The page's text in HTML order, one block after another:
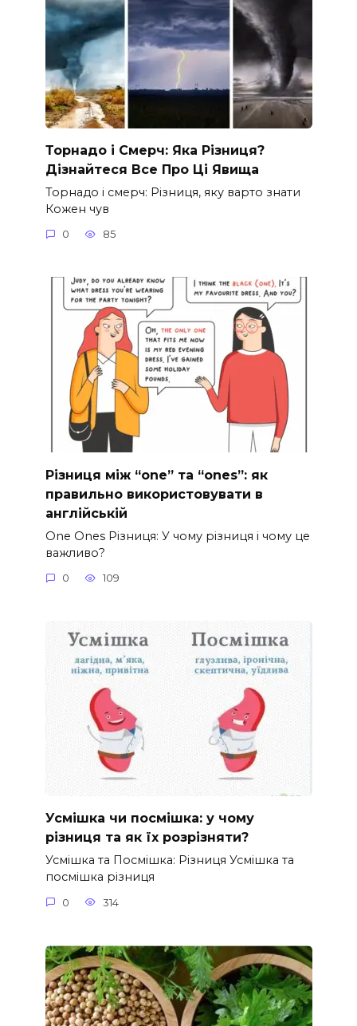
Торнадо і Смерч: Яка Різниця?
Дізнайтеся Все Про Ці Явища
Торнадо і смерч: Різниця, яку варто знати
Кожен чув
0 85
Різниця між “one” та “ones”: як
правильно використовувати в
англійській
One Ones Різниця: У чому різниця і чому це
важливо?
0 109
Усмішка чи посмішка: у чому
різниця та як їх розрізняти?
Усмішка та Посмішка: Різниця Усмішка та
посмішка різниця
0 314